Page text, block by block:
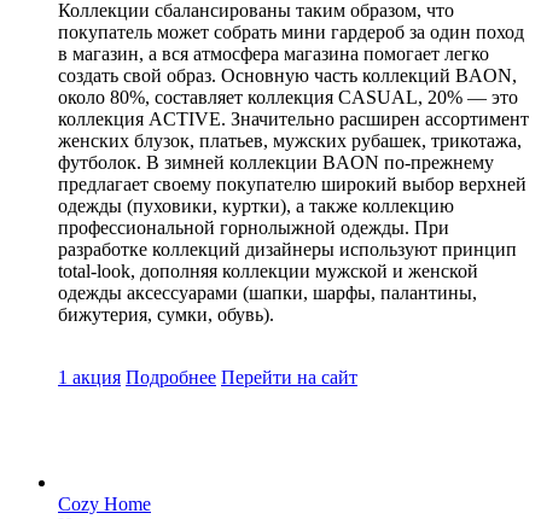
Коллекции сбалансированы таким образом, что
покупатель может собрать мини гардероб за один поход
в магазин, а вся атмосфера магазина помогает легко
создать свой образ. Основную часть коллекций BAON,
около 80%, составляет коллекция CASUAL, 20% — это
коллекция ACTIVE. Значительно расширен ассортимент
женских блузок, платьев, мужских рубашек, трикотажа,
футболок. В зимней коллекции BAON по-прежнему
предлагает своему покупателю широкий выбор верхней
одежды (пуховики, куртки), а также коллекцию
профессиональной горнолыжной одежды. При
разработке коллекций дизайнеры используют принцип
total-look, дополняя коллекции мужской и женской
одежды аксессуарами (шапки, шарфы, палантины,
бижутерия, сумки, обувь).
1 акция Подробнее Перейти на сайт
Cozy Home